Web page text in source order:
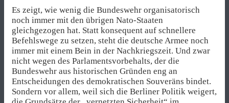
Es zeigt, wie wenig die Bundeswehr organisatorisch
noch immer mit den übrigen Nato-Staaten
gleichgezogen hat. Statt konsequent auf schnellere
Befehlswege zu setzen, steht die deutsche Armee noch
immer mit einem Bein in der Nachkriegszeit. Und zwar
nicht wegen des Parlamentsvorbehalts, der die
Bundeswehr aus historischen Gründen eng an
Entscheidungen des demokratischen Souveräns bindet.
Sondern vor allem, weil sich die Berliner Politik weigert,